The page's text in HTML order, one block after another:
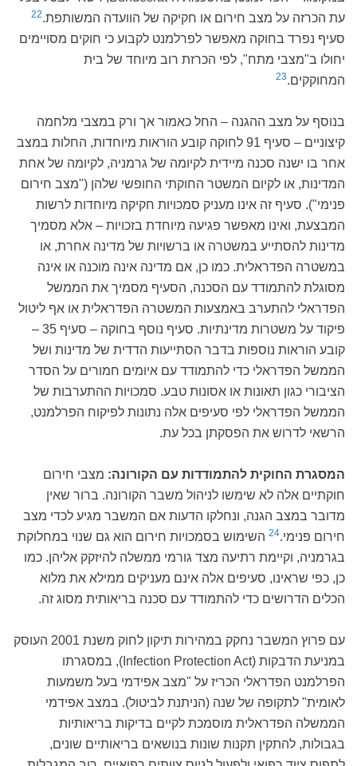
עת הכרזה על מצב חירום או חקיקה של הוועדה המשותפת.22
סעיף נפרד בחוקה מאפשר לפרלמנט לקבוע כי חוקים מסויימים
יחולו ב"מצבי מתח", לפי הכרזת רוב מיוחד של בית
המחוקקים.23
בנוסף על מצב ההגנה – החל כאמור אך ורק במצבי מלחמה
קיצוניים – סעיף 91 לחוקה קובע הוראות מיוחדות, החלות במצב
אחר בו ישנה סכנה מיידית לקיומה של גרמניה, לקיומה של אחת
המדינות, או לקיום המשטר החוקתי החופשי שלהן ("מצב חירום
פנימי"). סעיף זה אינו מעניק סמכויות חקיקה מיוחדות לרשות
המבצעת, ואינו מאפשר פגיעה מיוחדת בזכויות – אלא מסמיך
מדינות להסתייע במשטרה או ברשויות של מדינה אחרת, או
במשטרה הפדראלית. כמו כן, אם מדינה אינה מוכנה או אינה
מסוגלת להתמודד עם הסכנה, הסעיף מסמיך את הממשל
הפדראלי להתערב באמצעות המשטרה הפדראלית או אף ליטול
פיקוד על משטרות מדינתיות. סעיף נוסף בחוקה – סעיף 35 –
קובע הוראות נוספות בדבר הסתייעות הדדית של מדינות ושל
הממשל הפדראלי כדי להתמודד עם איומים חמורים על הסדר
הציבורי כגון תאונות או אסונות טבע. סמכויות ההתערבות של
הממשל הפדראלי לפי סעיפים אלה נתונות לפיקוח הפרלמנט,
הרשאי לדרוש את הפסקתן בכל עת.
המסגרת החוקית להתמודדות עם הקורונה: מצבי חירום
חוקתיים אלה לא שימשו לניהול משבר הקורונה. ברור שאין
מדובר במצב הגנה, ונחלקו הדעות אם המשבר מגיע לכדי מצב
חירום פנימי.24 השימוש בסמכויות חירום הוא גם שנוי במחלוקת
בגרמניה, וקיימת רתיעה מצד גורמי ממשלה להיזקק אליהן. כמו
כן, כפי שראינו, סעיפים אלה אינם מעניקים ממילא את מלוא
הכלים הדרושים כדי להתמודד עם סכנה בריאותית מסוג זה.
עם פרוץ המשבר נחקק במהירות תיקון לחוק משנת 2001 העוסק
במניעת הדבקות (Infection Protection Act), במסגרתו
הפרלמנט הפדראלי הכריז על "מצב אפידמי בעל משמעות
לאומית" לתקופה של שנה (הניתנת לביטול). במצב אפידמי
הממשלה הפדראלית מוסמכת לקיים בדיקות בריאותיות
בגבולות, להתקין תקנות שונות בנושאים בריאותיים שונים,